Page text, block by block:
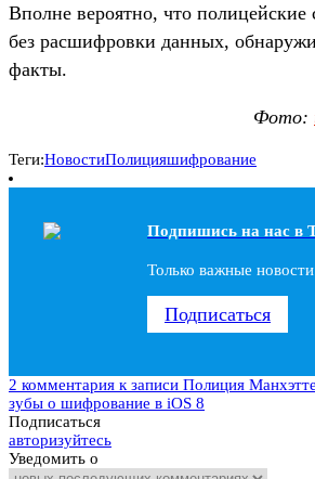
Вполне вероятно, что полицейские
без расшифровки данных,
факты.
Фото:
Теги:НовостиПолицияшифрование
Подпишись на наc в
Только важные
Подписаться
2 комментария к записи Полиция
зубы о шифрование в iOS 8
Подписаться
авторизуйтесь
Уведомить о